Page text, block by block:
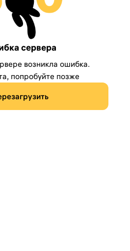
сервера
возникла ошибка.
попробуйте позже